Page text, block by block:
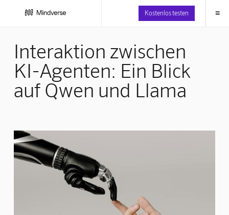
Kostenlos testen ≡
Interaktion zwischen
KI-Agenten: Ein Blick
auf Qwen und Llama